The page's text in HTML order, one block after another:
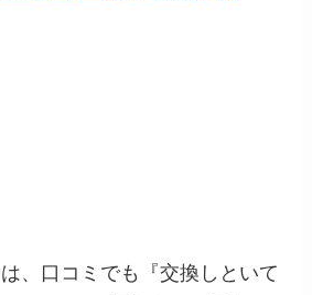
、口コミでも『交換しといて